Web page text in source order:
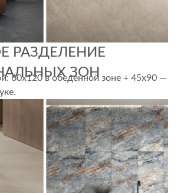
РАЗДЕЛЕНИЕ
ЗОН
60х120 в обеденной зоне + 45х90 —